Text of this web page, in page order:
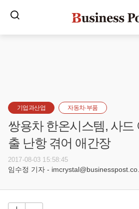
기업과산업 자동차·부품
쌍용차 한온시스템, 사드
출 난항 겪어 애간장
2017-08-03 15:58:45
임수정 기자 -